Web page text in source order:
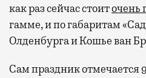
как раз сейчас стоиточень
гамме, и по габаритам
Олденбурга и Кошье ван
Сам праздник отмечается